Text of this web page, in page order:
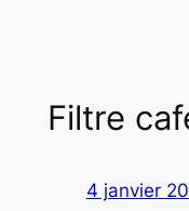
Filtre
4 janvier